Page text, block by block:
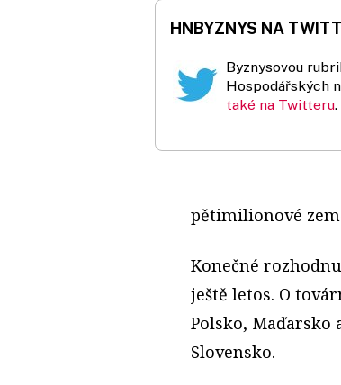
HNBYZNYS NA
Byznysovou
Hospodářských
také na Twitteru.
pětimilionové
Konečné
ještě letos. O
Polsko, Maďarsko
Slovensko.